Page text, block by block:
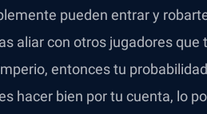
pueden entrar y
aliar con otros jugadores que
entonces tu
hacer bien por tu cuenta, lo